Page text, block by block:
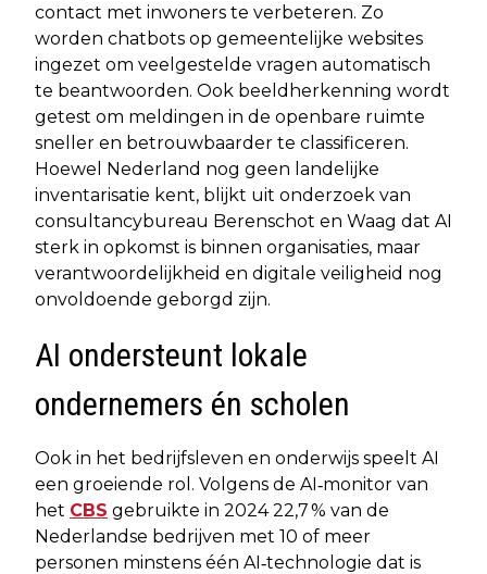
contact met inwoners te verbeteren. Zo
worden chatbots op gemeentelijke websites
ingezet om veelgestelde vragen automatisch
te beantwoorden. Ook beeldherkenning wordt
getest om meldingen in de openbare ruimte
sneller en betrouwbaarder te classificeren.
Hoewel Nederland nog geen landelijke
inventarisatie kent, blijkt uit onderzoek van
consultancybureau Berenschot en Waag dat AI
sterk in opkomst is binnen organisaties, maar
verantwoordelijkheid en digitale veiligheid nog
onvoldoende geborgd zijn.
AI ondersteunt lokale
ondernemers én scholen
Ook in het bedrijfsleven en onderwijs speelt AI
een groeiende rol. Volgens de AI‑monitor van
het CBS gebruikte in 2024 22,7 % van de
Nederlandse bedrijven met 10 of meer
personen minstens één AI‑technologie dat is